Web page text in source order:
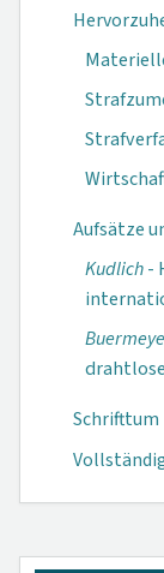
Aufsätze
Kudlich-
Schrifttum